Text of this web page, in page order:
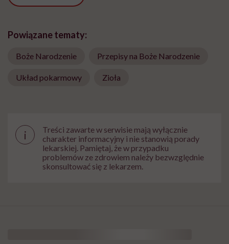
Powiązane tematy:
Boże Narodzenie Przepisy na Boże Narodzenie
Układ pokarmowy Zioła
i
Treści zawarte w serwisie mają wyłącznie
charakter informacyjny i nie stanowią porady
lekarskiej. Pamiętaj, że w przypadku
problemów ze zdrowiem należy bezwzględnie
skonsultować się z lekarzem.